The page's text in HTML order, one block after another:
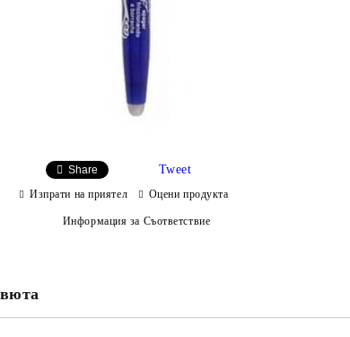
Share Tweet
Изпрати на приятел Оцени продукта
Информация за Съответствие